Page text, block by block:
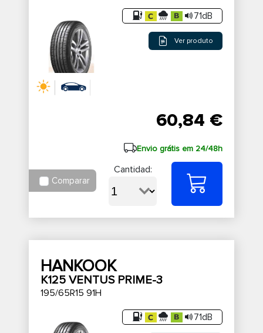
71dB
Ver produto
60,84 €
Envio grátis em 24/48h
Comparar
Cantidad:
HANKOOK
K125 VENTUS PRIME-3
195/65R15 91H
71dB